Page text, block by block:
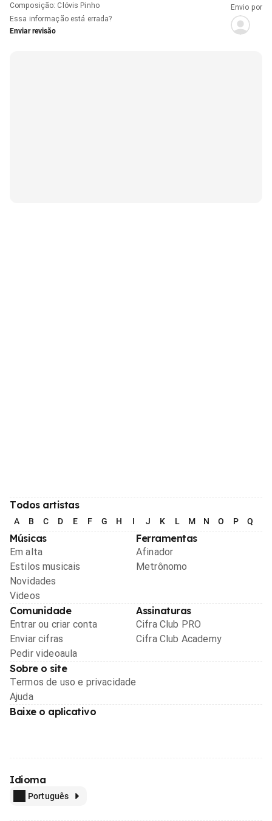
Composição: Clóvis Pinho
Essa informação está errada?
Enviar revisão
Envio por
Todos artistas
A B C D E F G H I J K L M N O P Q
Músicas
Em alta
Estilos musicais
Novidades
Videos
Ferramentas
Afinador
Metrônomo
Comunidade
Entrar ou criar conta
Enviar cifras
Pedir videoaula
Assinaturas
Cifra Club PRO
Cifra Club Academy
Sobre o site
Termos de uso e privacidade
Ajuda
Baixe o aplicativo
Idioma
Português